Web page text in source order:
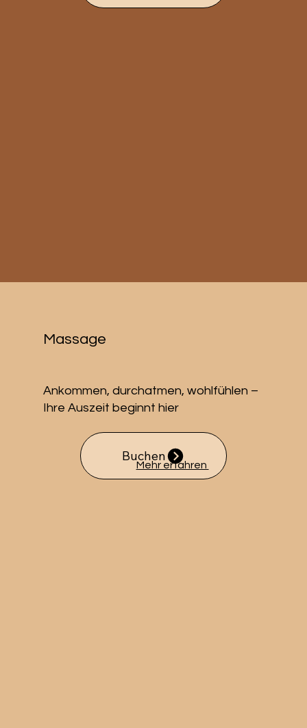
Massage
Ankommen, durchatmen, wohlfühlen –
Ihre Auszeit beginnt hier
Buchen
Mehr erfahren